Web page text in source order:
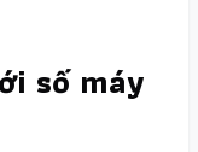
số máy